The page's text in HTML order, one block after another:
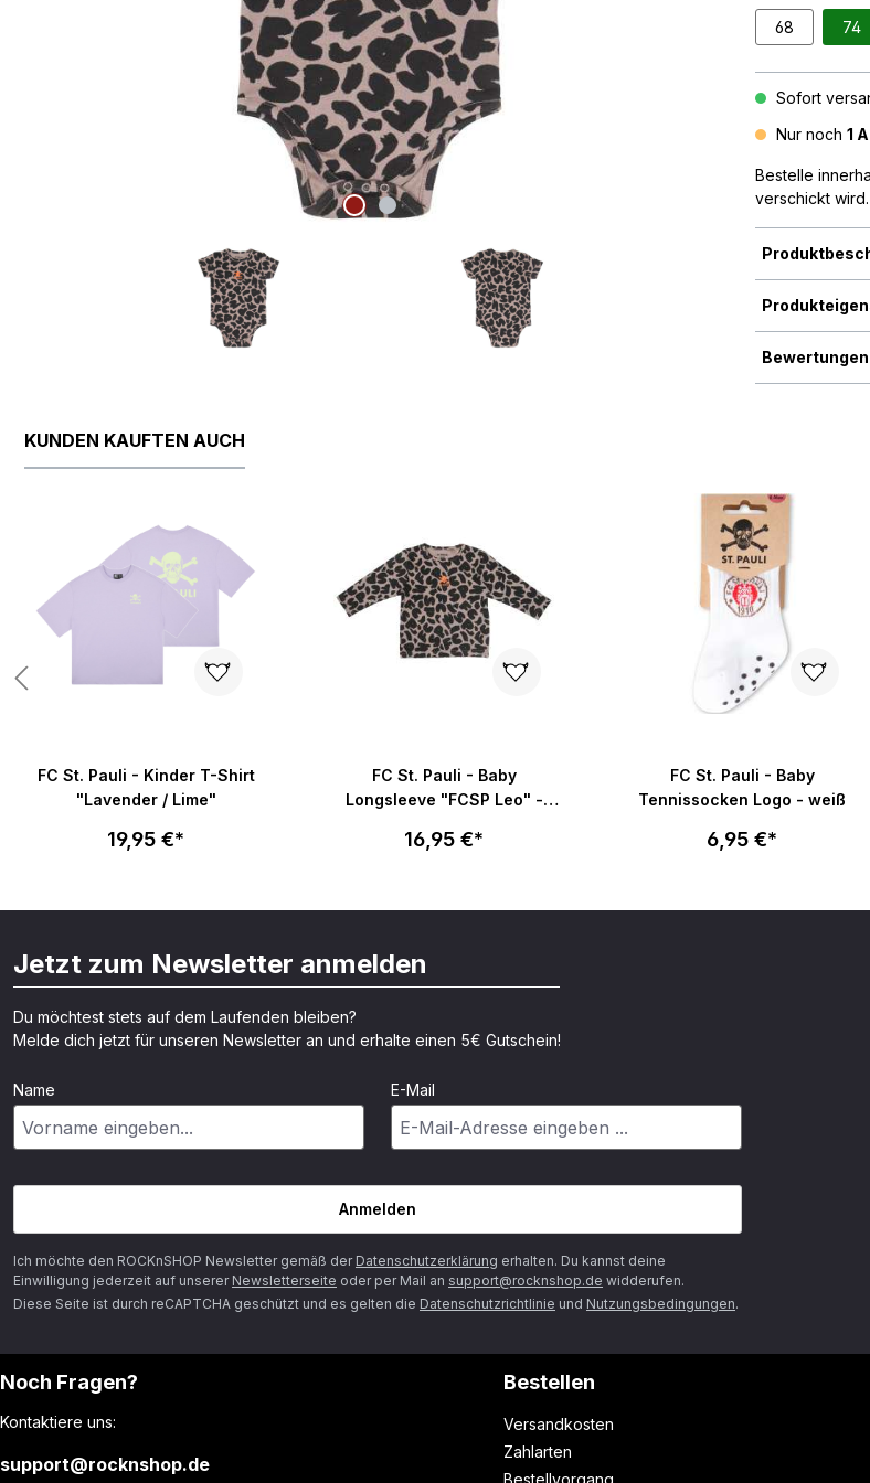
68 74
Sofort
Nur noch 1
Bestelle
verschickt wird.
Bewertungen
KUNDEN KAUFTEN AUCH
FC St. Pauli - Kinder T-Shirt
"Lavender / Lime"
19,95 €*
FC St. Pauli - Baby
Longsleeve "FCSP Leo" -
16,95 €*
FC St. Pauli - Baby
Tennissocken Logo - weiß
6,95 €*
Jetzt zum Newsletter anmelden
Du möchtest stets auf dem Laufenden bleiben?
Melde dich jetzt für unseren Newsletter an und erhalte einen 5€ Gutschein!
Name E-Mail
Anmelden
Ich möchte den ROCKnSHOP Newsletter gemäß der Datenschutzerklärung erhalten. Du kannst deine
Einwilligung jederzeit auf unserer Newsletterseite oder per Mail an support@rocknshop.de widderufen.
Diese Seite ist durch reCAPTCHA geschützt und es gelten die Datenschutzrichtlinie und Nutzungsbedingungen.
Noch Fragen?
Kontaktiere uns:
support@rocknshop.de
Bestellen
Versandkosten
Zahlarten
Bestellvorgang